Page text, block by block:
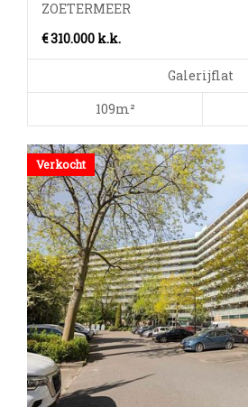
Kamers
Slaapkamers
Min. oppervlakte
Max. oppervlakte
ZOETERMEER
€ 310.000 k.k.
Galerijflat
109m²
Verkocht